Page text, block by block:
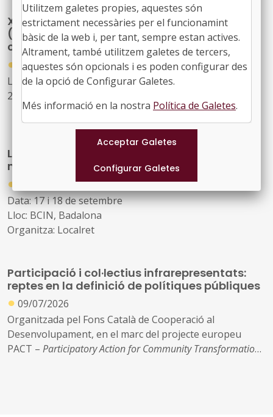
públic o amb vehicle elèctric, així com visualitzar els
canvis possibles en l’ús de l’espai públic, millorar la
qualitat de l’aire i la reducció de la contaminació
X Congrés Nacional dels Tècnics Municipals
(gestionar, transformar i mantenir la ciutat
construïda)
●
28/07/2026
Lloc: Cosmocaixa de Barcelona. Data: 22 d’octubre de
2026
Enguany, el congrés posarà el focus en els grans reptes
de la gestió urbana: la transformació de la ciutat
existent, les infraestructures municipals, l’aplicació
pràctica de la tecnologia i la IA en la gestió pública
LocalCiber: Congrés de ciberseguretat del
món local
●
Data: 17 i 18 de setembre
Lloc: BCIN, Badalona
Organitza: Localret
Participació i col·lectius infrarepresentats:
reptes en la definició de polítiques públiques
● 09/07/2026
Organitzada pel Fons Català de Cooperació al
Desenvolupament, en el marc del projecte europeu
PACT – Participatory Action for Community Transformation
Utilitzem galetes propies, aquestes són
estrictament necessàries per el funcionamint
bàsic de la web i, per tant, sempre estan actives.
Altrament, també utilitzem galetes de tercers,
aquestes són opcionals i es poden configurar des
de la opció de Configurar Galetes.
Més informació en la nostra Política de Galetes.